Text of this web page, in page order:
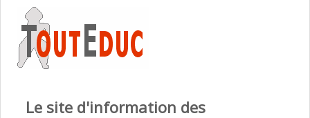
Le site d'information des